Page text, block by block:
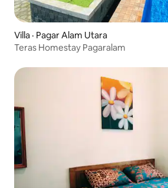
Villa · Pagar Alam Utara
Teras Homestay Pagaralam